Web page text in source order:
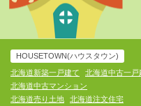
HOUSETOWN(ハウスタウン)
北海道新築一戸建て
北海道中古一戸
北海道中古マンション
北海道売り土地
北海道注文住宅